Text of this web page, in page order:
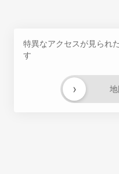
特異なアクセスが見られ
す
›